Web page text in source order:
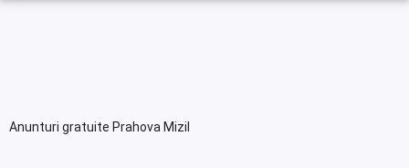
Anunturi gratuite Prahova Mizil